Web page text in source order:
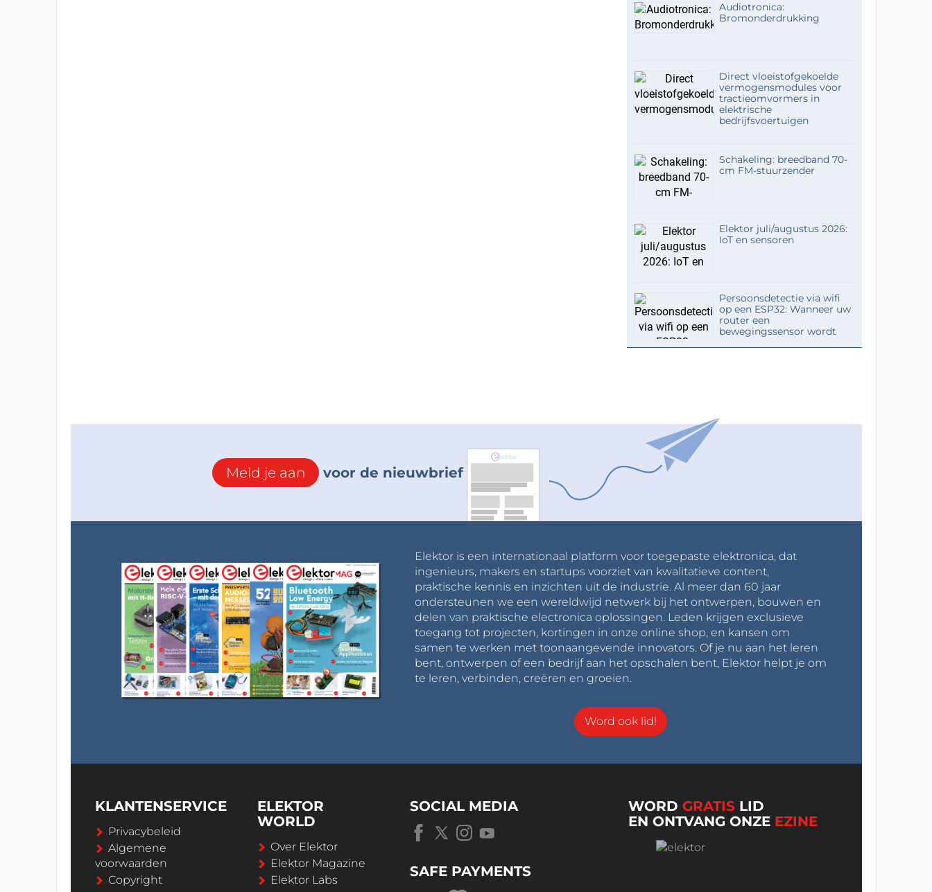
Audiotronica:
Bromonderdrukking
Direct vloeistofgekoelde
vermogensmodules voor
tractieomvormers in
elektrische
bedrijfsvoertuigen
Schakeling: breedband 70-
cm FM-stuurzender
Elektor juli/augustus 2026:
IoT en sensoren
Persoonsdetectie via wifi
op een ESP32: Wanneer uw
router een
bewegingssensor wordt
Meld je aan voor de nieuwbrief
Elektor is een internationaal platform voor toegepaste elektronica, dat
ingenieurs, makers en startups voorziet van kwalitatieve content,
praktische kennis en inzichten uit de industrie. Al meer dan 60 jaar
ondersteunen we een wereldwijd netwerk bij het ontwerpen, bouwen en
delen van praktische electronica oplossingen. Leden krijgen exclusieve
toegang tot projecten, kortingen in onze online shop, en kansen om
samen te werken met toonaangevende innovators. Of je nu aan het leren
bent, ontwerpen of een bedrijf aan het opschalen bent, Elektor helpt je om
te leren, verbinden, creëren en groeien.
Word ook lid!
KLANTENSERVICE
Privacybeleid
Algemene
voorwaarden
Copyright
ELEKTOR
WORLD
Over Elektor
Elektor Magazine
Elektor Labs
SOCIAL MEDIA
SAFE PAYMENTS
WORDGRATIS LID
EN ONTVANG ONZE EZINE